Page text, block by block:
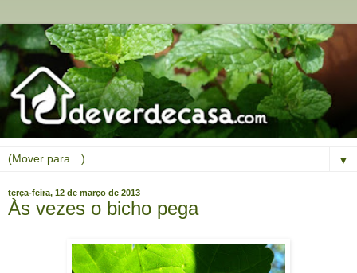
▼
terça-feira, 12 de março de 2013
Às vezes o bicho pega